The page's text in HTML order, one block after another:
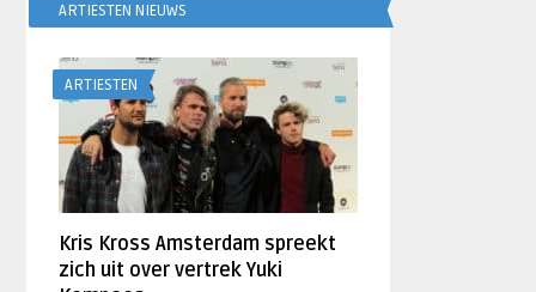
ARTIESTEN NIEUWS
ARTIESTEN
Kris Kross Amsterdam spreekt
zich uit over vertrek Yuki